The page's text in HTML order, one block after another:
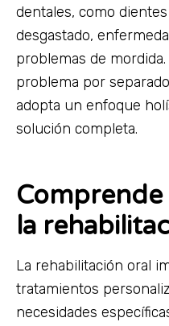
dentales, como
desgastado,
problemas de
problema por
adopta un enfoque
solución completa.
la
La rehabilitación oral
tratamientos
necesidades